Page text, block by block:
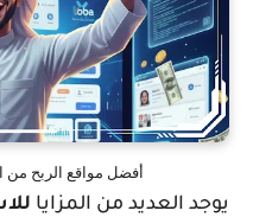
أفضل مواقع الربح من
يوجد العديد من المزايا